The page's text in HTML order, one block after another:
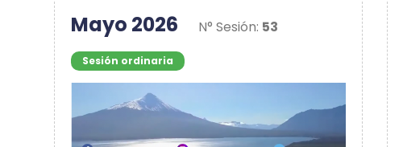
Mayo 2026 N° Sesión: 53
Sesión ordinaria